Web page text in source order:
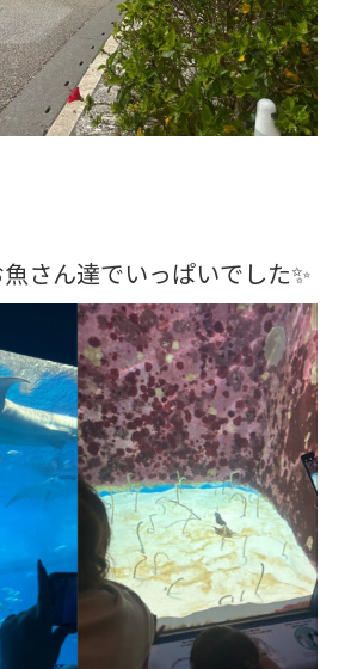
さん達でいっぱいでした✨